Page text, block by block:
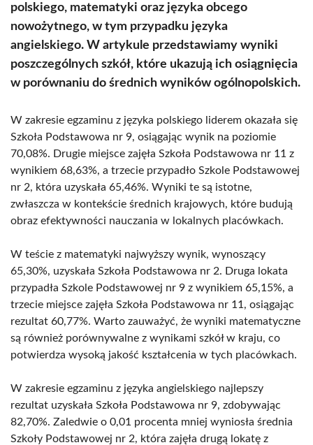
polskiego, matematyki oraz języka obcego
nowożytnego, w tym przypadku języka
angielskiego. W artykule przedstawiamy wyniki
poszczególnych szkół, które ukazują ich osiągnięcia
w porównaniu do średnich wyników ogólnopolskich.
W zakresie egzaminu z języka polskiego liderem okazała się
Szkoła Podstawowa nr 9, osiągając wynik na poziomie
70,08%. Drugie miejsce zajęła Szkoła Podstawowa nr 11 z
wynikiem 68,63%, a trzecie przypadło Szkole Podstawowej
nr 2, która uzyskała 65,46%. Wyniki te są istotne,
zwłaszcza w kontekście średnich krajowych, które budują
obraz efektywności nauczania w lokalnych placówkach.
W teście z matematyki najwyższy wynik, wynoszący
65,30%, uzyskała Szkoła Podstawowa nr 2. Druga lokata
przypadła Szkole Podstawowej nr 9 z wynikiem 65,15%, a
trzecie miejsce zajęła Szkoła Podstawowa nr 11, osiągając
rezultat 60,77%. Warto zauważyć, że wyniki matematyczne
są również porównywalne z wynikami szkół w kraju, co
potwierdza wysoką jakość kształcenia w tych placówkach.
W zakresie egzaminu z języka angielskiego najlepszy
rezultat uzyskała Szkoła Podstawowa nr 9, zdobywając
82,70%. Zaledwie o 0,01 procenta mniej wyniosła średnia
Szkoły Podstawowej nr 2, która zajęła drugą lokatę z